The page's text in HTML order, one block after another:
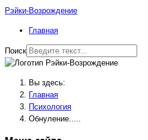
Рэйки-Возрождение
Главная
Поиск
Вы здесь:
Главная
Психология
Обнуление.....